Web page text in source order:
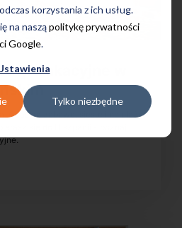
korzystania z ich usług.
na nasząpolitykę prywatności
Google.
Tylko niezbędne
wakacyjne w
Czas na zabawę, sjestę i na plażę.